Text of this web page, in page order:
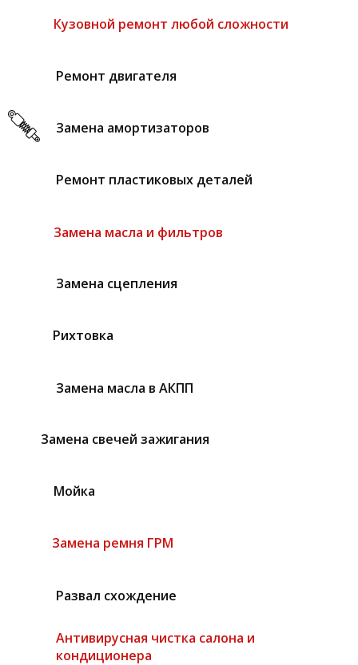
Кузовной ремонт любой сложности
Ремонт двигателя
Замена амортизаторов
Ремонт пластиковых деталей
Замена масла и фильтров
Замена сцепления
Рихтовка
Замена масла в АКПП
Замена свечей зажигания
Мойка
Замена ремня ГРМ
Развал схождение
Антивирусная чистка салона и
кондиционера